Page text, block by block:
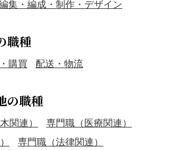
集・編成・制作・デザイン
職種
購買 配送・物流
の職種
関連）
専門職（医療関連）
専門職（法律関連）